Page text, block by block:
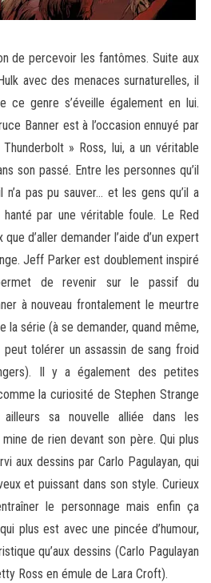
de percevoir les fantômes. Suite aux
avec des menaces surnaturelles, il
ce genre s’éveille également en lui.
Banner est à l’occasion ennuyé par
» Ross, lui, a un véritable
son passé. Entre les personnes qu’il
n’a pas pu sauver… et les gens qu’il a
par une véritable foule. Le Red
que d’aller demander l’aide d’un expert
Jeff Parker est doublement inspiré
de revenir sur le passif du
à nouveau frontalement le meurtre
la série (à se demander, quand même,
tolérer un assassin de sang froid
Il y a également des petites
la curiosité de Stephen Strange
sa nouvelle alliée dans les
de rien devant son père. Qui plus
aux dessins par Carlo Pagulayan, qui
et puissant dans son style. Curieux
le personnage mais enfin ça
plus est avec une pincée d’humour,
qu’aux dessins (Carlo Pagulayan
Ross en émule de Lara Croft).